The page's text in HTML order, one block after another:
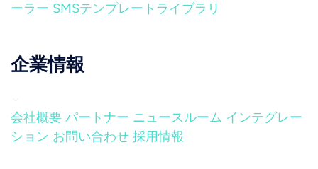
ーラー SMSテンプレートライブラリ
企業情報
会社概要 パートナー ニュースルーム インテグレー
ション お問い合わせ 採用情報